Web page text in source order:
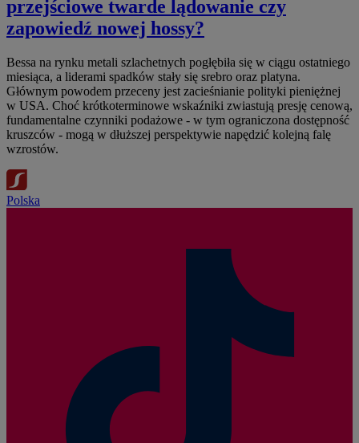
przejściowe twarde lądowanie czy
zapowiedź nowej hossy?
Bessa na rynku metali szlachetnych pogłębiła się w ciągu ostatniego
miesiąca, a liderami spadków stały się srebro oraz platyna.
Głównym powodem przeceny jest zacieśnianie polityki pieniężnej
w USA. Choć krótkoterminowe wskaźniki zwiastują presję cenową,
fundamentalne czynniki podażowe - w tym ograniczona dostępność
kruszców - mogą w dłuższej perspektywie napędzić kolejną falę
wzrostów.
Polska